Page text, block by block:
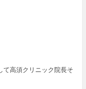
て高須クリニック院長そ